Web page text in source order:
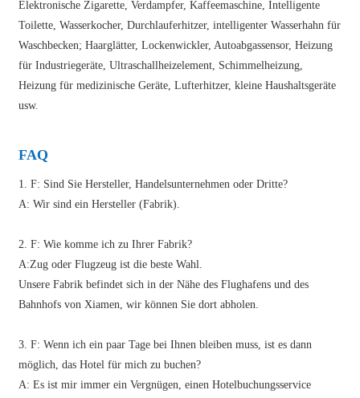
Elektronische Zigarette, Verdampfer, Kaffeemaschine, Intelligente
Toilette, Wasserkocher, Durchlauferhitzer, intelligenter Wasserhahn für
Waschbecken; Haarglätter, Lockenwickler, Autoabgassensor, Heizung
für Industriegeräte, Ultraschallheizelement, Schimmelheizung,
Heizung für medizinische Geräte, Lufterhitzer, kleine Haushaltsgeräte
usw.
FAQ
1. F: Sind Sie Hersteller, Handelsunternehmen oder Dritte?
A: Wir sind ein Hersteller (Fabrik).
2. F: Wie komme ich zu Ihrer Fabrik?
A:Zug oder Flugzeug ist die beste Wahl.
Unsere Fabrik befindet sich in der Nähe des Flughafens und des
Bahnhofs von Xiamen, wir können Sie dort abholen.
3. F: Wenn ich ein paar Tage bei Ihnen bleiben muss, ist es dann
möglich, das Hotel für mich zu buchen?
A: Es ist mir immer ein Vergnügen, einen Hotelbuchungsservice